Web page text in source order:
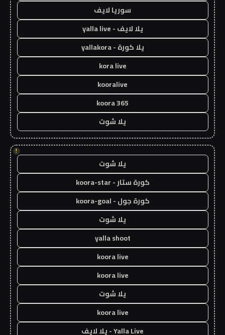
سوريا لايف
يلا لايف - yalla live
يلا كورة - yallakora
kora live
kooralive
koora 365
يلا شوت
!
يلا شوت
كورة ستار - koora-star
كورة جول - koora-goal
يلا شوت
yalla shoot
koora live
koora live
يلا شوت
koora live
Yalla Live - يلا لايف